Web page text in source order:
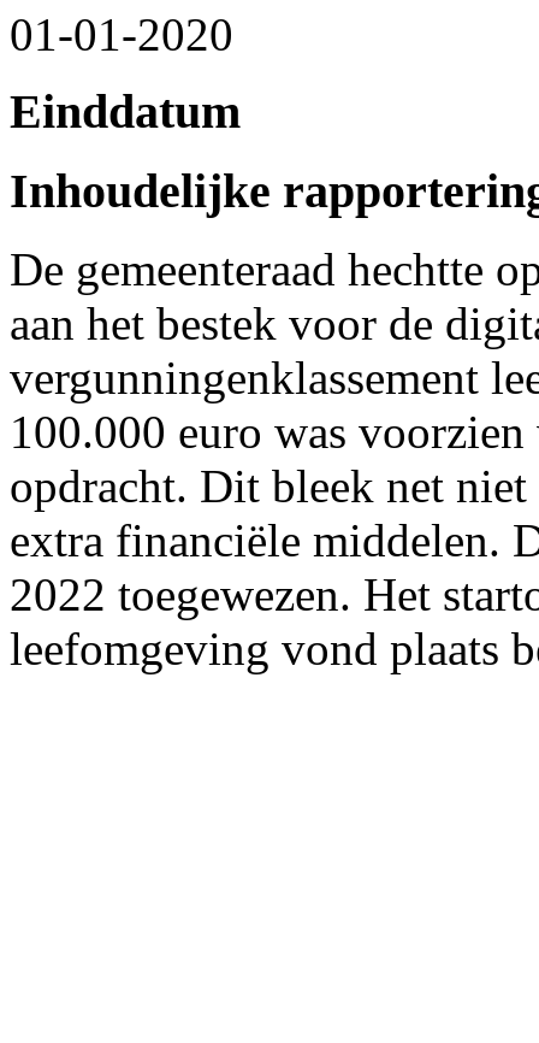
01-01-2020
Einddatum
Inhoudelijke
De gemeenteraad hechtte
aan het bestek voor de
vergunningenklassement
100.000 euro was
opdracht. Dit bleek net
extra financiële middelen.
2022 toegewezen. Het
leefomgeving vond plaats